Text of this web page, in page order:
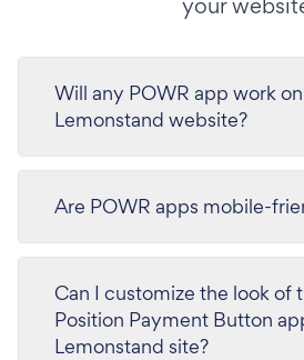
Will any POWR app work
Lemonstand website?
Are POWR apps mobile-
Can I customize the look of
Position Payment Button
Lemonstand site?